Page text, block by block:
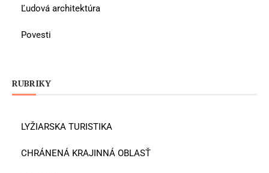
Ľudová architektúra
Povesti
RUBRIKY
LYŽIARSKA TURISTIKA
CHRÁNENÁ KRAJINNÁ OBLASŤ